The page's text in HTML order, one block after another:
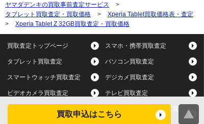
買取申込はこちら
ヤマダデンキの買取事前査定サービス
>
タブレット買取査定・買取価格
>
Xperia Tablet買取価格表・査定
>
Xperia Tablet Z 32GB買取査定・買取価格
買取査定トップページ スマホ・携帯買取査定
タブレット買取査定 パソコン買取査定
スマートウォッチ買取査定 デジカメ買取査定
ビデオカメラ買取査定 テレビ買取査定
洗濯機・衣類乾燥機買取査
定